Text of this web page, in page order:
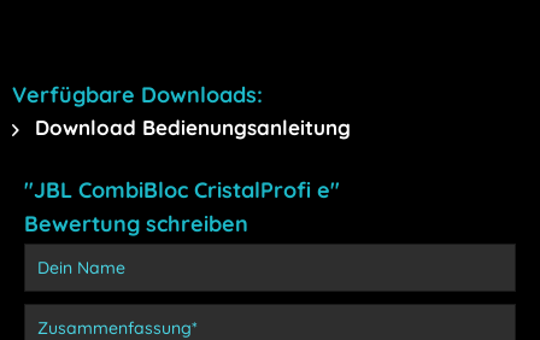
Verfügbare Downloads:
Download Bedienungsanleitung
"JBL CombiBloc CristalProfi e"
Bewertung schreiben